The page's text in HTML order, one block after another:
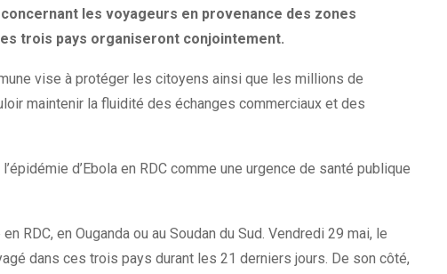
les voyageurs en provenance des zones
trois pays organiseront conjointement.
vise à protéger les citoyens ainsi que les millions de
maintenir la fluidité des échanges commerciaux et des
d’Ebola en RDC comme une urgence de santé publique
RDC, en Ouganda ou au Soudan du Sud. Vendredi 29 mai, le
dans ces trois pays durant les 21 derniers jours. De son côté,